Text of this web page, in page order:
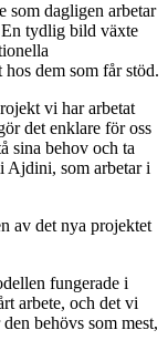
som dagligen arbetar
En tydlig bild växte
dem som får stöd.
vi har arbetat
det enklare för oss
sina behov och ta
Ajdini, som arbetar i
av det nya projektet
fungerade i
arbete, och det vi
behövs som mest,